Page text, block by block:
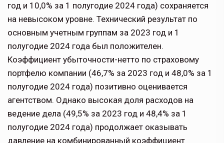
год и 10,0% за 1 полугодие 2024 года) сохраняется
на невысоком уровне. Технический результат по
основным учетным группам за 2023 год и 1
полугодие 2024 года был положителен.
Коэффициент убыточности-нетто по страховому
портфелю компании (46,7% за 2023 год и 48,0% за 1
полугодие 2024 года) позитивно оценивается
агентством. Однако высокая доля расходов на
ведение дела (49,5% за 2023 год и 48,4% за 1
полугодие 2024 года) продолжает оказывать
давление на комбинированный коэффициент